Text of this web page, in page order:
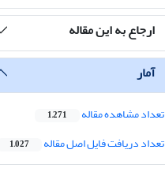
ارجاع به این مقاله
آمار
تعداد مشاهده مقاله 1,271
تعداد دریافت فایل اصل مقاله 1,027